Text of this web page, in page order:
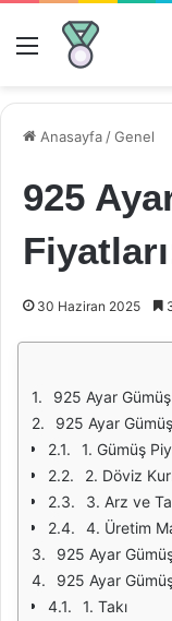
Menü
Anasayfa /Genel
925
30 Haziran 2025
925 Ayar
925 Ayar
1. Gümüş
2. Döviz
3. Arz ve
4. Üretim
925 Ayar
925 Ayar
1. Takı